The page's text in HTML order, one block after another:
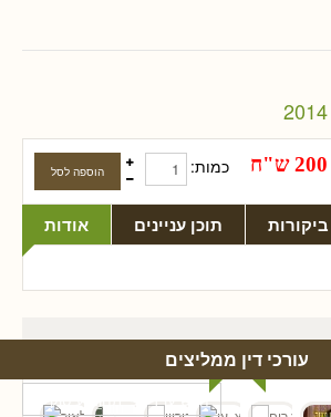
2014
200 ש"ח כמות:
אודות תוכן עניינים ביקורות
עורכי דין ממליצים